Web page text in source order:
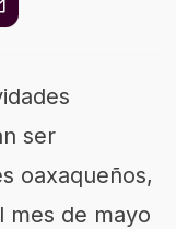
ser
oaxaqueños,
mes de mayo